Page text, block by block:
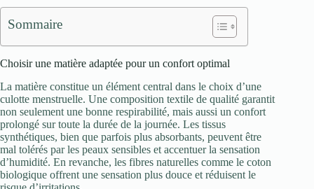
Sommaire
Choisir une matière adaptée pour un confort optimal
La matière constitue un élément central dans le choix d’une
culotte menstruelle. Une composition textile de qualité garantit
non seulement une bonne respirabilité, mais aussi un confort
prolongé sur toute la durée de la journée. Les tissus
synthétiques, bien que parfois plus absorbants, peuvent être
mal tolérés par les peaux sensibles et accentuer la sensation
d’humidité. En revanche, les fibres naturelles comme le coton
biologique offrent une sensation plus douce et réduisent le